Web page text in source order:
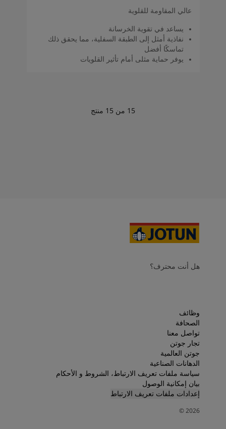
عالي المقاومة للقلوية
يساعد في تقوية الخرسانة
نفاذية أمثل إلى الطبقة السفلية، مما يحقق ذلك
تماسكًا أفضل
یوفر حمایة مثلى أمام تأثیر القلویات
15 من 15 منتج
هل أنت محترف؟
وظائف
الصحافة
تواصل معنا
تجار جوتن
جوتن العالمية
الدهانات الصناعية
سياسة ملفات تعريف الارتباط، الشروط و الأحكام
بيان إمكانية الوصول
إعدادات ملفات تعريف الارتباط
2026
©